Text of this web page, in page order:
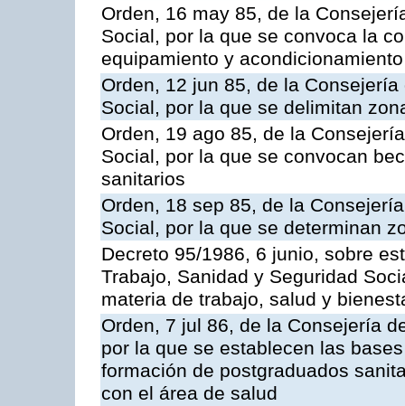
Orden, 16 may 85, de la
Social, por la que se convoca la
equipamiento y
Orden, 12 jun 85, de la
Social, por la que se delimitan
Orden, 19 ago 85, de la
Social, por la que se convocan
sanitarios
Orden, 18 sep 85, de la
Social, por la que se determinan
Decreto 95/1986, 6 junio, sobre
Trabajo, Sanidad y Seguridad
materia de trabajo, salud y
Orden, 7 jul 86, de la Consejería
por la que se establecen las
formación de postgraduados
con el área de salud